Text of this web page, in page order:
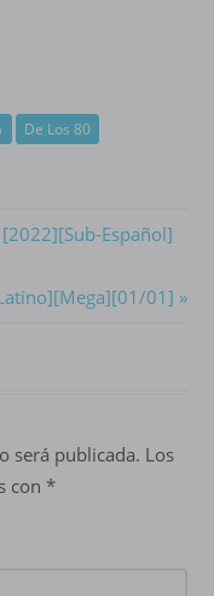
De Los 80
Español]
01]
será publicada. Los
con *